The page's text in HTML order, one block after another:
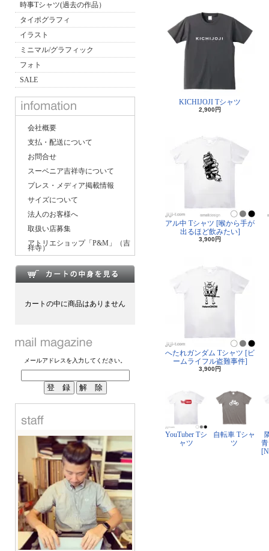
時事Tシャツ(過去の作品）
タイポグラフィ
イラスト
ミニマル/グラフィック
フォト
SALE
会社概要
支払・配送について
お問合せ
スーベニア吉祥寺について
プレス・メディア掲載情報
サイズについて
法人のお客様へ
取扱い店募集
アトリエショップ「P&M」（吉
祥寺）
カートの中に商品はありません
メールアドレスを入力してください。
KICHIJOJI Tシャツ
2,900円
アル中 Tシャツ [喉から手が
出るほど飲みたい]
3,900円
へたれガンダム Tシャツ [ビ
ームライフル盗難事件]
3,900円
YouTuber Tシ
ャツ
自転車 Tシャ
ツ